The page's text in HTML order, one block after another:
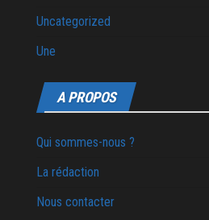
Uncategorized
Une
A PROPOS
Qui sommes-nous ?
La rédaction
Nous contacter